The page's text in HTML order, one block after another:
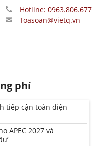
Hotline: 0963.806.677
Toasoan@vietq.vn
phí
tiếp cận toàn diện
APEC 2027 và